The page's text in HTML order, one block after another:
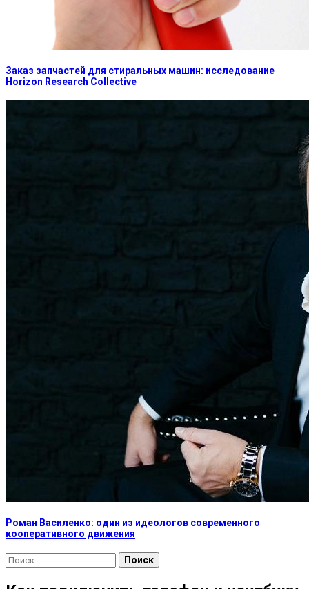
Заказ запчастей для стиральных машин: исследование
Horizon Research Collective
Роман Василенко: один из идеологов современного
кооперативного движения
Найти: